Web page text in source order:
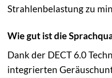
Strahlenbelastung zu
Wie gut ist die
Dank der DECT 6.0
integrierten